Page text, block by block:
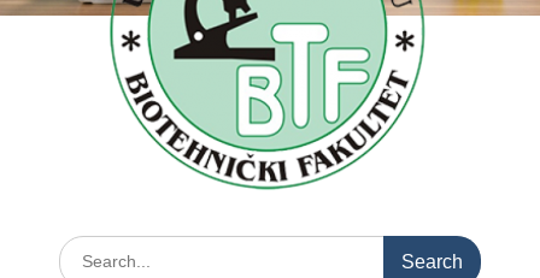
Search
for: